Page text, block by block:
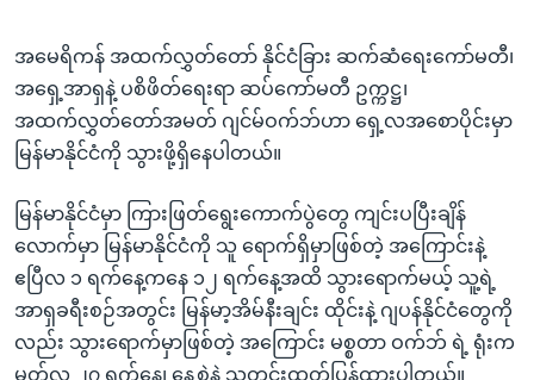
ကျော်
ကြည့်
ရန်
ရှာဖွေ
နေရာ
သို့
ကျော်
ရန်
ဘာသာစကားများ
အမေရိကန် အထက်လွှတ်တော် နိုင်ငံခြား ဆက်ဆံရေးကော်မတီ၊
အရှေ့အာရှနဲ့ ပစိဖိတ်ရေးရာ ဆပ်ကော်မတီ ဥက္ကဋ္ဌ၊
အထက်လွှတ်တော်အမတ် ဂျင်မ်ဝက်ဘ်ဟာ ရှေ့လအစောပိုင်းမှာ
မြန်မာနိုင်ငံကို သွားဖို့ရှိနေပါတယ်။
မြန်မာနိုင်ငံမှာ ကြားဖြတ်ရွေးကောက်ပွဲတွေ ကျင်းပပြီးချိန်
လောက်မှာ မြန်မာနိုင်ငံကို သူ ရောက်ရှိမှာဖြစ်တဲ့ အကြောင်းနဲ့
ဧပြီလ ၁ ရက်နေ့ကနေ ၁၂ ရက်နေ့အထိ သွားရောက်မယ့် သူ့ရဲ့
အာရှခရီးစဉ်အတွင်း မြန်မာ့အိမ်နီးချင်း ထိုင်းနဲ့ ဂျပန်နိုင်ငံတွေကို
လည်း သွားရောက်မှာဖြစ်တဲ့ အကြောင်း မစ္စတာ ဝက်ဘ် ရဲ့ ရုံးက
မတ်လ ၂၇ ရက်နေ့၊ နေ့စွဲနဲ့ သတင်းထုတ်ပြန်ထားပါတယ်။